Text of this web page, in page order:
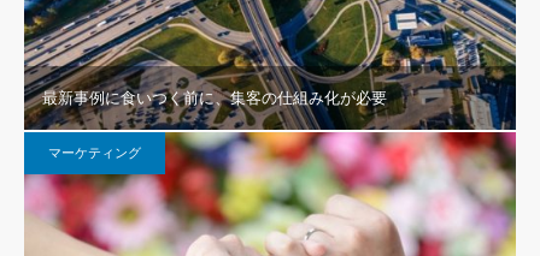
最新事例に食いつく前に、集客の仕組み化が必要
マーケティング